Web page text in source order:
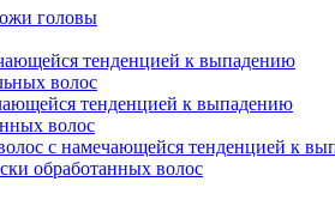
головы
тенденцией к выпадению
волос
тенденцией к выпадению
волос
с намечающейся тенденцией к
обработанных волос